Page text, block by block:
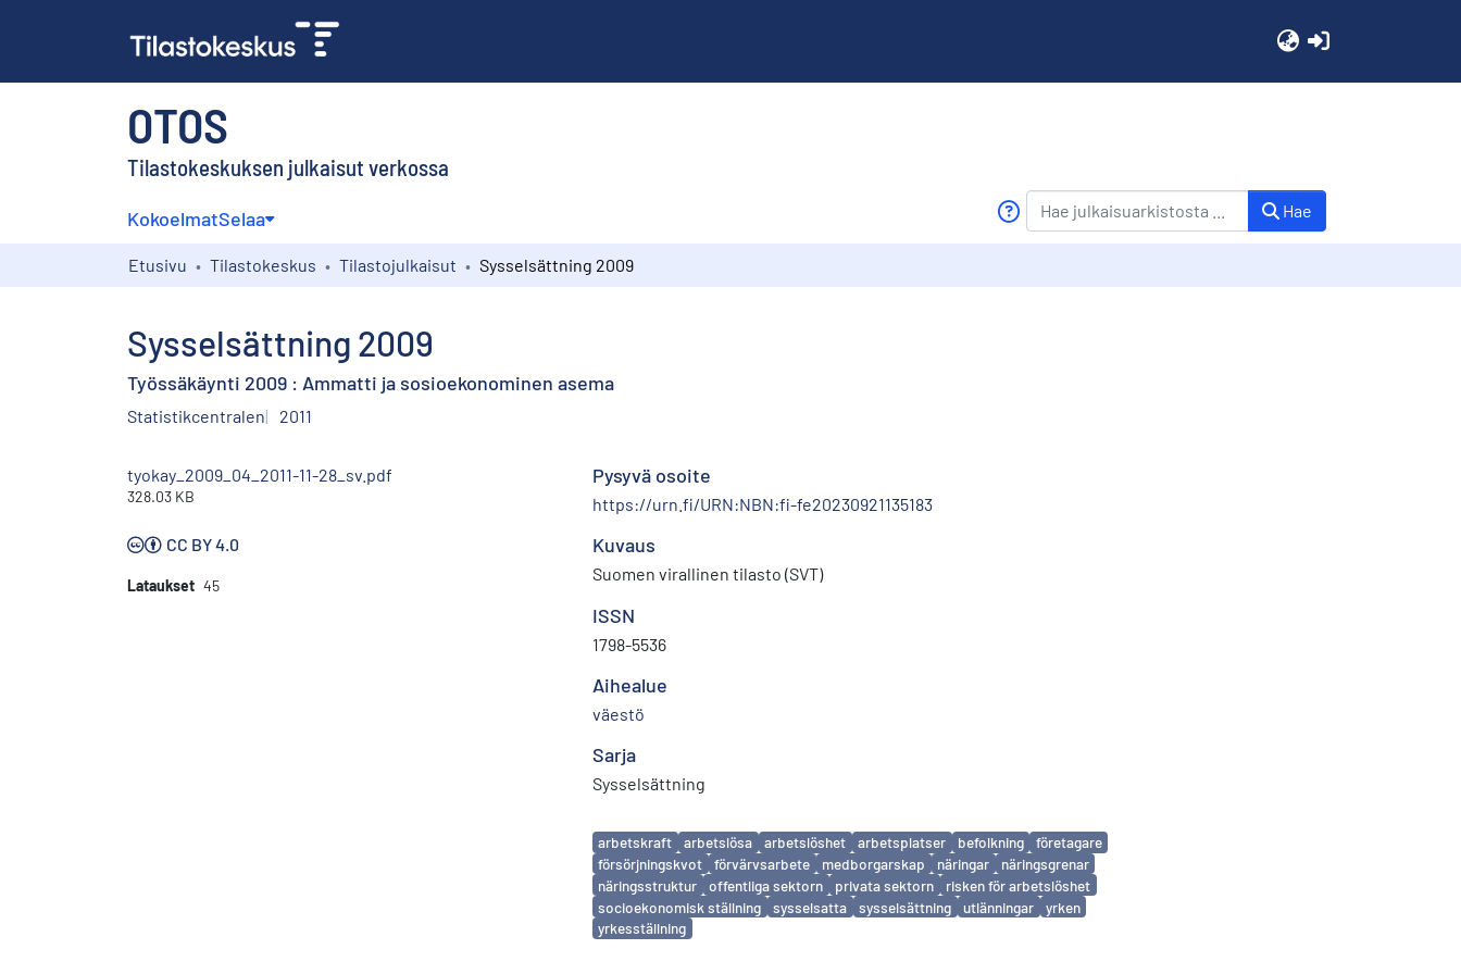
OTOS
Tilastokeskuksen julkaisut verkossa
KokoelmatSelaa Hae
Etusivu Tilastokeskus Tilastojulkaisut Sysselsättning 2009
Sysselsättning 2009
Työssäkäynti 2009 : Ammatti ja sosioekonominen asema
Statistikcentralen 2011
tyokay_2009_04_2011-11-28_sv.pdf
328.03 KB
CC BY 4.0
Lataukset 45
Pysyvä osoite
https://urn.fi/URN:NBN:fi-fe20230921135183
Kuvaus
Suomen virallinen tilasto (SVT)
ISSN
1798-5536
Aihealue
väestö
Sarja
Sysselsättning
Avainsanat
arbetskraft arbetslösa arbetslöshet arbetsplatser befolkning
företagare
försörjningskvot
förvärvsarbete medborgarskap näringar
näringsgrenar
näringsstruktur
offentliga sektorn privata sektorn
risken för arbetslöshet
socioekonomisk ställning
sysselsatta sysselsättning utlänningar
yrken
yrkesställning